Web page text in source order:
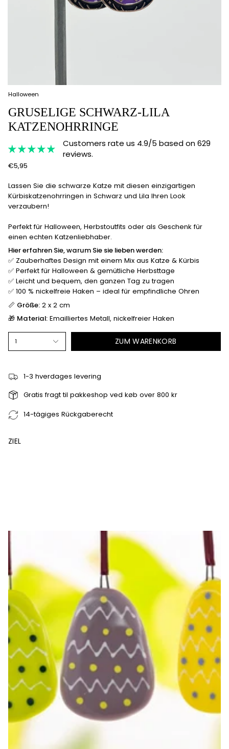
Halloween
GRUSELIGE SCHWARZ-LILA
KATZENOHRRINGE
Customers rate us 4.9/5 based on 629
reviews.
€5,95
Lassen Sie die schwarze Katze mit diesen einzigartigen
Kürbiskatzenohrringen in Schwarz und Lila Ihren Look
verzaubern!
Perfekt für Halloween, Herbstoutfits oder als Geschenk für
einen echten Katzenliebhaber.
Hier erfahren Sie, warum Sie sie lieben werden:
✅ Zauberhaftes Design mit einem Mix aus Katze & Kürbis
✅ Perfekt für Halloween & gemütliche Herbsttage
✅ Leicht und bequem, den ganzen Tag zu tragen
✅ 100 % nickelfreie Haken – ideal für empfindliche Ohren
📏 Größe: 2 x 2 cm
🎁 Material: Emailliertes Metall, nickelfreier Haken
1 ZUM WARENKORB
1-3 hverdages levering
Gratis fragt til pakkeshop ved køb over 800 kr
14-tägiges Rückgaberecht
ZIEL